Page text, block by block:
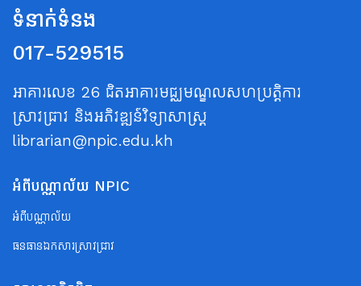
ទំនាក់ទំនង
017-529515
អាគារលេខ 26 ជិតអាគារមជ្ឈមណ្ឌលសហប្រត្តិការ
ស្រាវជ្រាវ និងអភិវឌ្ឍន៍វិទ្យាសាស្ត្រ
librarian@npic.edu.kh
អំពីបណ្ណាល័យ NPIC
អំពីបណ្ណាល័យ
ធនធានឯកសារស្រាវជ្រាវ